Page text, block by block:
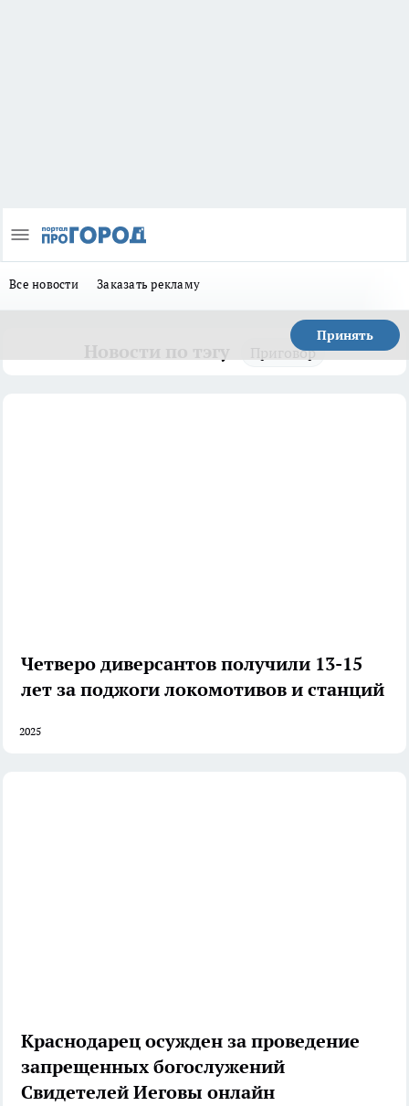
Все новости Заказать рекламу
Принять
Приговор
Четверо диверсантов получили 13-15
лет за поджоги локомотивов и станций
2025
Краснодарец осужден за проведение
запрещенных богослужений
Свидетелей Иеговы онлайн